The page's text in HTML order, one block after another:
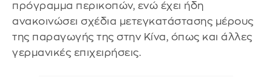
πρόγραμμα περικοπών, ενώ έχει ήδη
ανακοινώσει σχέδια μετεγκατάστασης μέρους
της παραγωγής της στην Κίνα, όπως και άλλες
γερμανικές επιχειρήσεις.